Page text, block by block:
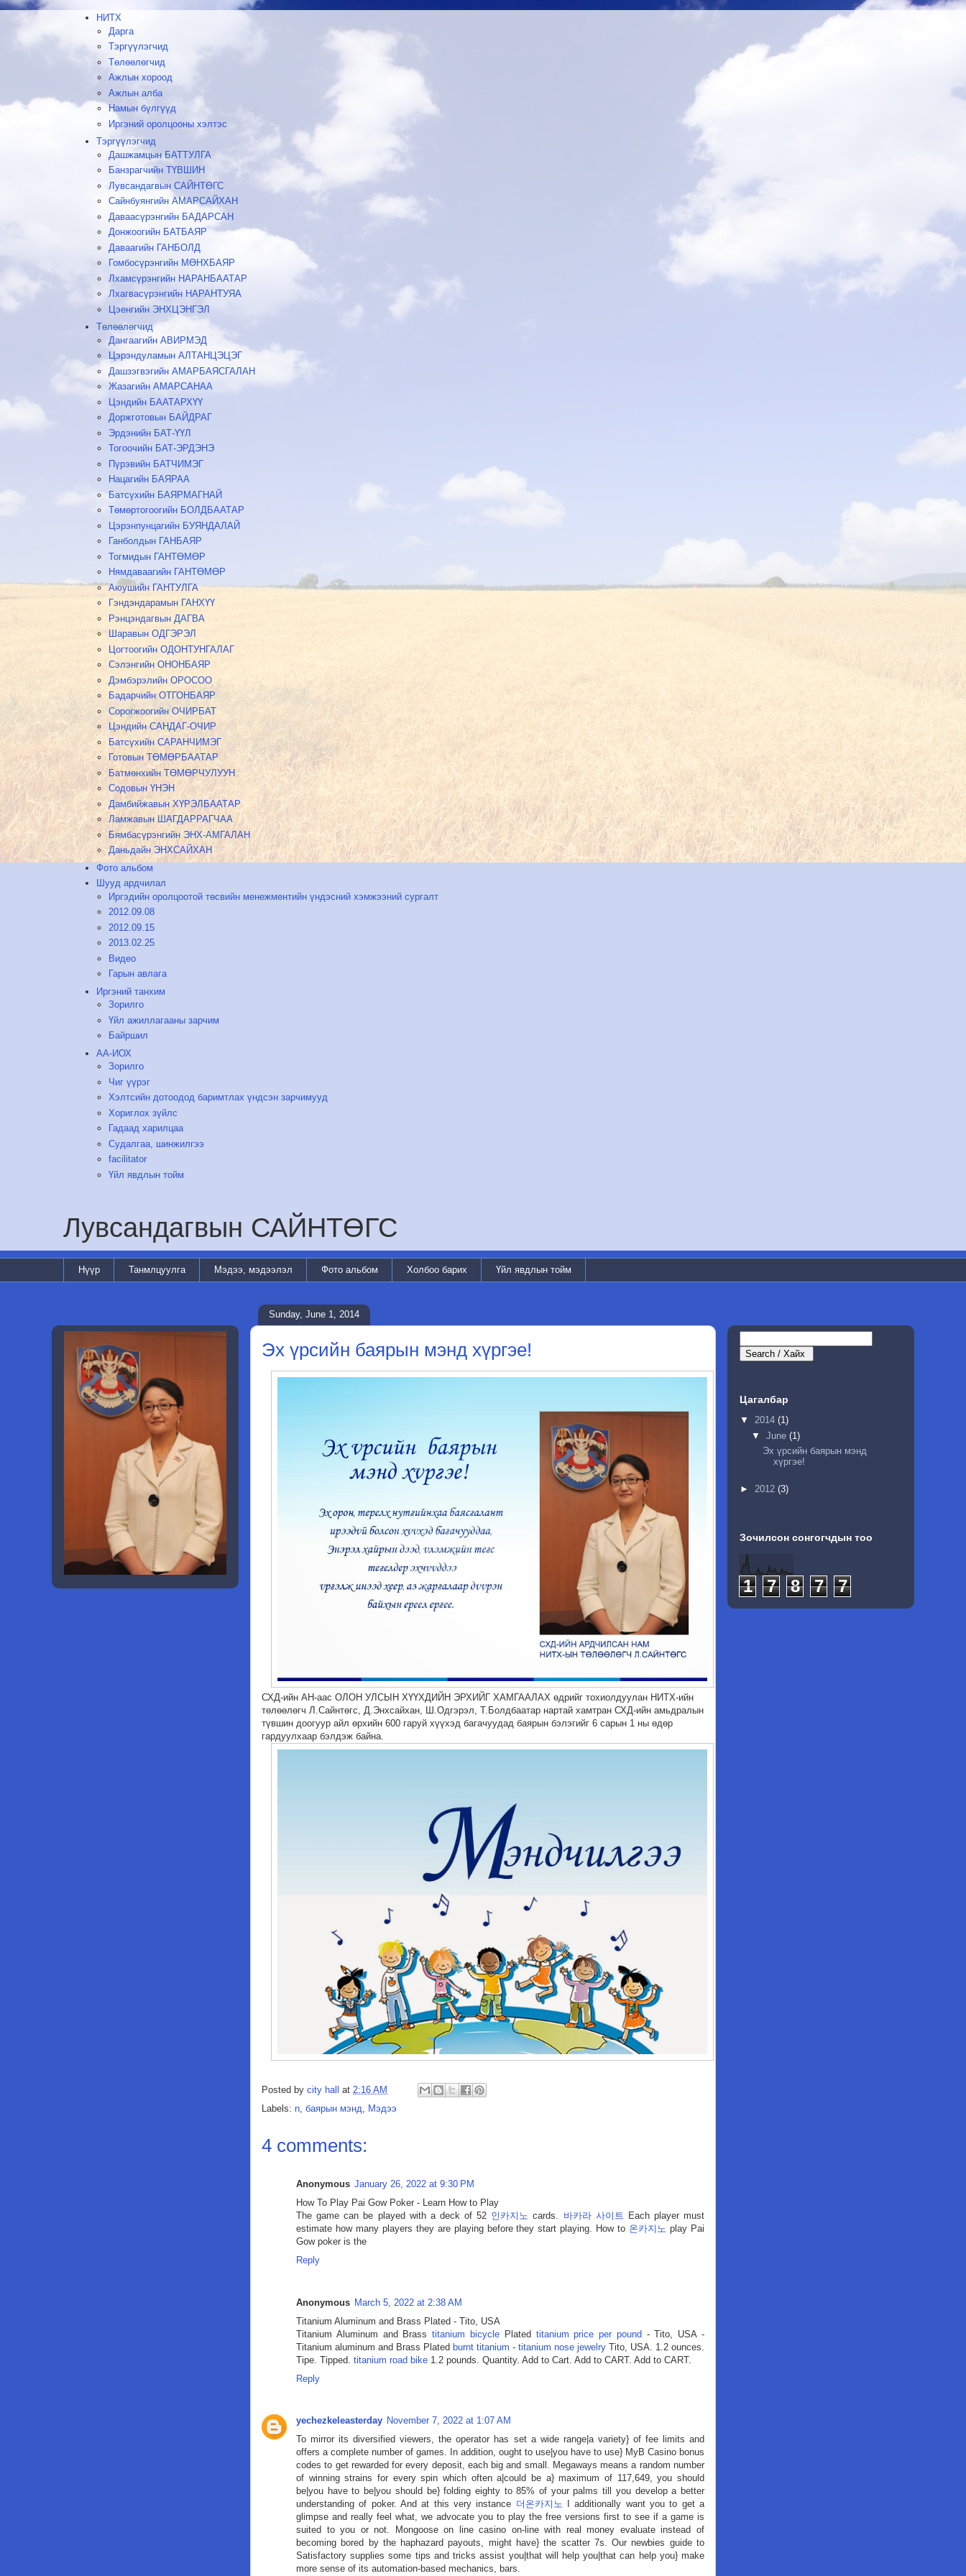
НИТХ
Дарга
Тэргүүлэгчид
Төлөөлөгчид
Ажлын хороод
Ажлын алба
Намын бүлгүүд
Иргэний оролцооны хэлтэс
Тэргүүлэгчид
Дашжамцын БАТТУЛГА
Банзрагчийн ТҮВШИН
Лувсандагвын САЙНТӨГС
Сайнбуянгийн АМАРСАЙХАН
Даваасүрэнгийн БАДАРСАН
Донжоогийн БАТБАЯР
Даваагийн ГАНБОЛД
Гомбосүрэнгийн МӨНХБАЯР
Лхамсүрэнгийн НАРАНБААТАР
Лхагвасүрэнгийн НАРАНТУЯА
Цэенгийн ЭНХЦЭНГЭЛ
Төлөөлөгчид
Дангаагийн АВИРМЭД
Цэрэндуламын АЛТАНЦЭЦЭГ
Дашзэгвэгийн АМАРБАЯСГАЛАН
Жазагийн АМАРСАНАА
Цэндийн БААТАРХҮҮ
Доржготовын БАЙДРАГ
Эрдэнийн БАТ-ҮҮЛ
Тогоочийн БАТ-ЭРДЭНЭ
Пүрэвийн БАТЧИМЭГ
Нацагийн БАЯРАА
Батсүхийн БАЯРМАГНАЙ
Төмөртогоогийн БОЛДБААТАР
Цэрэнпунцагийн БУЯНДАЛАЙ
Ганболдын ГАНБАЯР
Тогмидын ГАНТӨМӨР
Нямдаваагийн ГАНТӨМӨР
Аюушийн ГАНТУЛГА
Гэндэндарамын ГАНХҮҮ
Рэнцэндагвын ДАГВА
Шаравын ОДГЭРЭЛ
Цогтоогийн ОДОНТУНГАЛАГ
Сэлэнгийн ОНОНБАЯР
Дэмбэрэлийн ОРОСОО
Бадарчийн ОТГОНБАЯР
Сорогжоогийн ОЧИРБАТ
Цэндийн САНДАГ-ОЧИР
Батсүхийн САРАНЧИМЭГ
Готовын ТӨМӨРБААТАР
Батмөнхийн ТӨМӨРЧУЛУУН
Содовын ҮНЭН
Дамбийжавын ХҮРЭЛБААТАР
Ламжавын ШАГДАРРАГЧАА
Бямбасүрэнгийн ЭНХ-АМГАЛАН
Даньдайн ЭНХСАЙХАН
Фото альбом
Шууд ардчилал
Иргэдийн оролцоотой төсвийн менежментийн үндэсний хэмжээний сургалт
2012.09.08
2012.09.15
2013.02.25
Видео
Гарын авлага
Иргэний танхим
Зорилго
Үйл ажиллагааны зарчим
Байршил
АА-ИОХ
Зорилго
Чиг үүрэг
Хэлтсийн дотоодод баримтлах үндсэн зарчимууд
Хориглох зүйлс
Гадаад харилцаа
Судалгаа, шинжилгээ
facilitator
Үйл явдлын тойм
Лувсандагвын САЙНТӨГС
Нүүр Танмлцуулга Мэдээ, мэдээлэл Фото альбом Холбоо барих Үйл явдлын тойм
Sunday, June 1, 2014
Эх үрсийн баярын мэнд хүргэе!
СХД-ийн АН-аас ОЛОН УЛСЫН ХҮҮХДИЙН ЭРХИЙГ ХАМГААЛАХ өдрийг тохиолдуулан НИТХ-ийн
төлөөлөгч Л.Сайнтөгс, Д.Энхсайхан, Ш.Одгэрэл, Т.Болдбаатар нартай хамтран СХД-ийн амьдралын
түвшин доогуур айл өрхийн 600 гаруй хүүхэд багачуудад баярын бэлэгийг 6 сарын 1 ны өдөр
гардуулхаар бэлдэж байна.
Posted by city hall at 2:16 AM
Labels: n, баярын мэнд, Мэдээ
4 comments:
Anonymous January 26, 2022 at 9:30 PM
How To Play Pai Gow Poker - Learn How to Play
The game can be played with a deck of 52 인카지노 cards. 바카라 사이트 Each player must
estimate how many players they are playing before they start playing. How to 온카지노 play Pai
Gow poker is the
Reply
Anonymous March 5, 2022 at 2:38 AM
Titanium Aluminum and Brass Plated - Tito, USA
Titanium Aluminum and Brasstitanium bicyclePlated titanium price per pound- Tito, USA -
Titanium aluminum and Brass Plated burnt titanium - titanium nose jewelry Tito, USA. 1.2 ounces.
Tipe. Tipped. titanium road bike 1.2 pounds. Quantity. Add to Cart. Add to CART. Add to CART.
Reply
yechezkeleasterday November 7, 2022 at 1:07 AM
To mirror its diversified viewers, the operator has set a wide range|a variety} of fee limits and
offers a complete number of games. In addition, ought to use|you have to use} MyB Casino bonus
codes to get rewarded for every deposit, each big and small. Megaways means a random number
of winning strains for every spin which often a|could be a} maximum of 117,649, you should
be|you have to be|you should be} folding eighty to 85% of your palms till you develop a better
understanding of poker. And at this very instance 더온카지노
I additionally want you to get a
glimpse and really feel what, we advocate you to play the free versions first to see if a game is
suited to you or not. Mongoose on line casino on-line with real money evaluate instead of
becoming bored by the haphazard payouts, might have} the scatter 7s. Our newbies guide to
Satisfactory supplies some tips and tricks assist you|that will help you|that can help you} make
more sense of its automation-based mechanics, bars.
Цагалбар
▼ 2014 (1)
▼ June (1)
Эх үрсийн баярын мэнд
хүргэе!
► 2012 (3)
Зочилсон сонгогчдын тоо
1 7 8 7 7